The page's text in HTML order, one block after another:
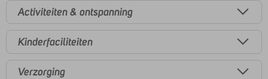
Activiteiten & ontspanning
Kinderfaciliteiten
Verzorging